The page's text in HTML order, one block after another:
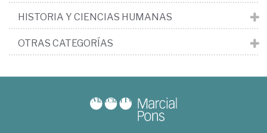
HISTORIA Y CIENCIAS HUMANAS
OTRAS CATEGORÍAS